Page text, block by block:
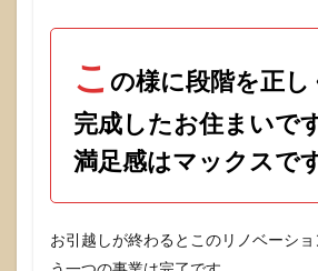
こ の様に段階を正し
完成したお住まいで
満足感はマックスです
お引越しが終わるとこのリノベーシ